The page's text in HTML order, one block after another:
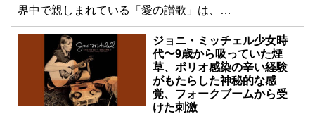
界中で親しまれている「愛の讃歌」は、…
ジョニ・ミッチェル少女時
代〜9歳から吸っていた煙
草、ポリオ感染の辛い経験
がもたらした神秘的な感
覚、フォークブームから受
けた刺激